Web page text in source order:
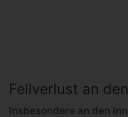
Fellverlust an
Insbesondere an den